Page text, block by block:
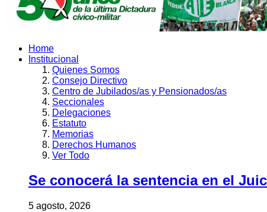
Home
Institucional
Quienes Somos
Consejo Directivo
Centro de Jubilados/as y Pensionados/as
Seccionales
Delegaciones
Estatuto
Memorias
Derechos Humanos
Ver Todo
Se conocerá la sentencia en el
5 agosto, 2026